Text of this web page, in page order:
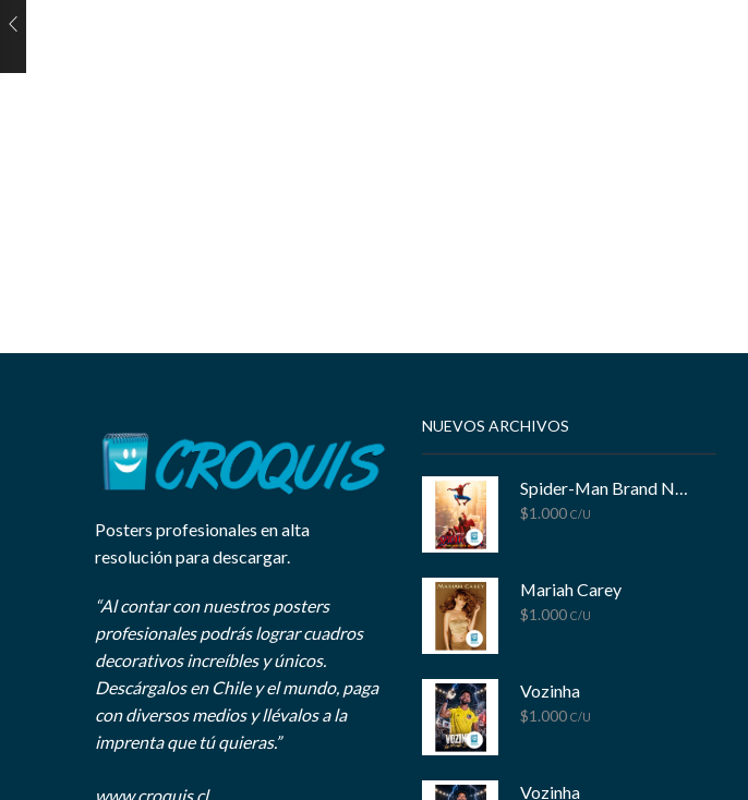
Posters profesionales en alta
resolución para descargar.
“Al contar con nuestros posters
profesionales podrás lograr cuadros
decorativos increíbles y únicos.
Descárgalos en Chile y el mundo, paga
con diversos medios y llévalos a la
imprenta que tú quieras.”
www.croquis.cl
NUEVOS ARCHIVOS
Spider-Man Brand New Day
$1.000 C/U
Mariah Carey
$1.000 C/U
Vozinha
$1.000 C/U
Vozinha